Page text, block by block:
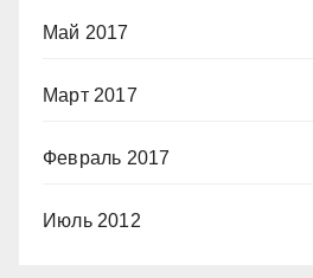
Май 2017
Март 2017
Февраль 2017
Июль 2012